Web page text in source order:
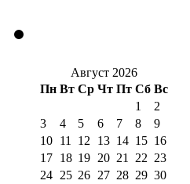
Август 2026
Пн Вт Ср Чт Пт Сб Вс
1
2
3
4 5 6 7 8
9
10 11 12 13 14 15 16
17 18 19 20 21 22 23
24 25 26 27 28 29 30